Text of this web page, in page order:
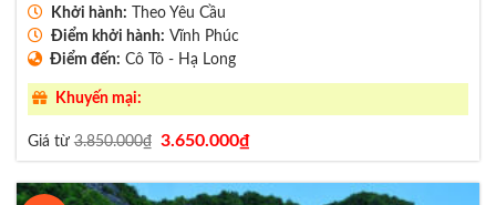
Khởi hành: Theo Yêu Cầu
Điểm khởi hành: Vĩnh Phúc
Điểm đến: Cô Tô - Hạ Long
Khuyến mại:
Giá từ3.850.000₫
Giá
là:
3.850.000₫.
3.650.000₫Giá
hiện
tại
là:
3.650.000₫.